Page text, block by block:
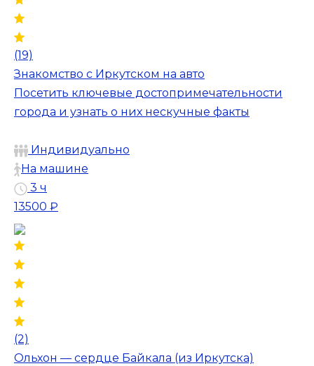
(19)
Знакомство с Иркутском на авто
Посетить ключевые достопримечательности
города и узнать о них нескучные факты
Индивидуально
На машине
3 ч
13500 ₽
(2)
Ольхон — сердце Байкала (из Иркутска)